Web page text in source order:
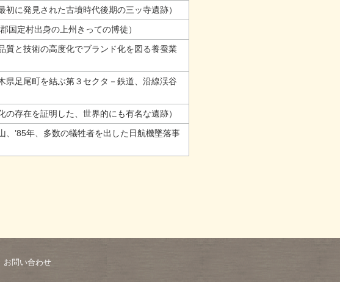
に発見された古墳時代後期の三ッ寺遺跡）
国定村出身の上州きっての博徒）
と技術の高度化でブランド化を図る養蚕業
足尾町を結ぶ第３セクタ－鉄道、沿線渓谷
存在を証明した、世界的にも有名な遺跡）
’85年、多数の犠牲者を出した日航機墜落事
お問い合わせ